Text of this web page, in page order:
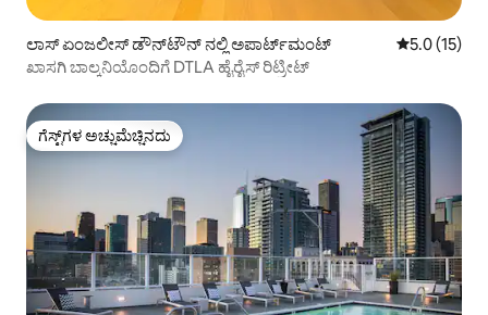
ಲಾಸ್ ಏಂಜಲೀಸ್ ಡೌನ್‌ಟೌನ್ ನಲ್ಲಿ ಅಪಾರ್ಟ್‌ಮಂಟ್ 5 ರಲ್ಲಿ 5.0
5.0 (15)
ಖಾಸಗಿ ಬಾಲ್ಕನಿಯೊಂದಿಗೆ DTLA ಹೈರೈಸ್ ರಿಟ್ರೀಟ್
ಗೆಸ್ಟ್‌ಗಳ ಅಚ್ಚುಮೆಚ್ಚಿನದು
ಗೆಸ್ಟ್‌ಗಳ ಅಚ್ಚುಮೆಚ್ಚಿನದು